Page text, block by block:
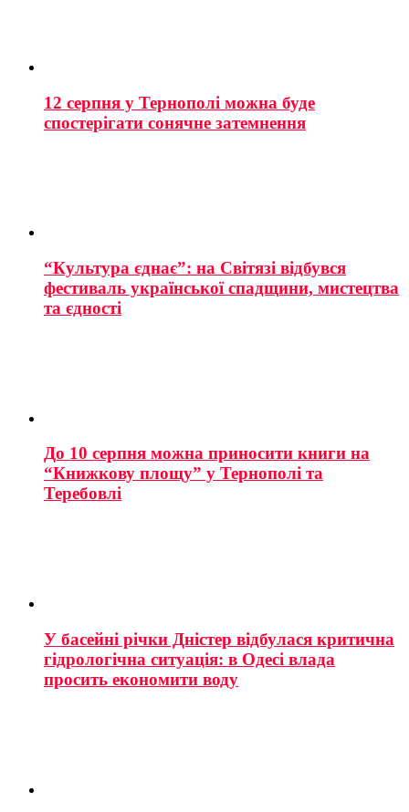
12 серпня у Тернополі можна буде
спостерігати сонячне затемнення
“Культура єднає”: на Світязі відбувся
фестиваль української спадщини, мистецтва
та єдності
До 10 серпня можна приносити книги на
“Книжкову площу” у Тернополі та
Теребовлі
У басейні річки Дністер відбулася критична
гідрологічна ситуація: в Одесі влада
просить економити воду